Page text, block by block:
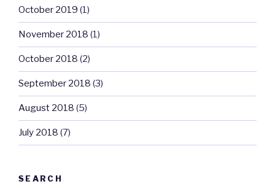
October 2019 (1)
November 2018 (1)
October 2018 (2)
September 2018 (3)
August 2018 (5)
July 2018 (7)
SEARCH